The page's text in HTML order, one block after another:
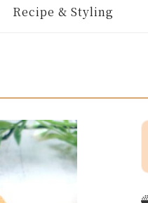
Recipe & Styling